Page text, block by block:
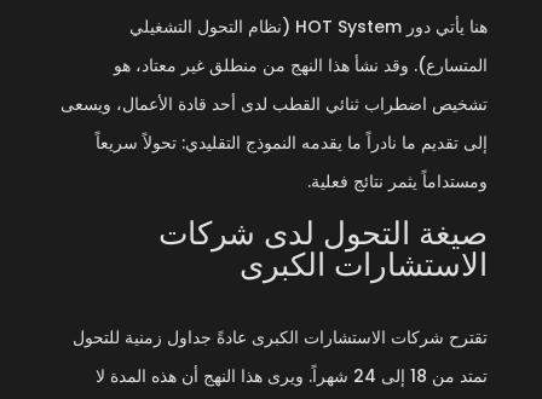
هنا يأتي دور HOT System (نظام التحول التشغيلي
المتسارع). وقد نشأ هذا النهج من منطلق غير معتاد، هو
تشخيص اضطراب ثنائي القطب لدى أحد قادة الأعمال، ويسعى
إلى تقديم ما نادراً ما يقدمه النموذج التقليدي: تحولاً سريعاً
ومستداماً يثمر نتائج فعلية.
صيغة التحول لدى شركات
الاستشارات الكبرى
تقترح شركات الاستشارات الكبرى عادةً جداول زمنية للتحول
تمتد من 18 إلى 24 شهراً. ويرى هذا النهج أن هذه المدة لا